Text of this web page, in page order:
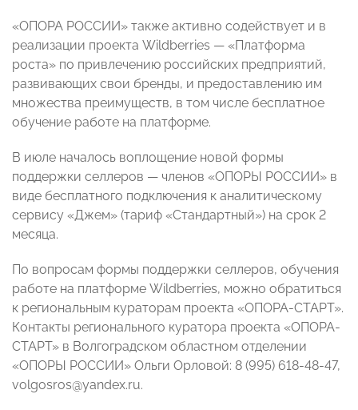
«ОПОРА РОССИИ» также активно содействует и в
реализации проекта Wildberries — «Платформа
роста» по привлечению российских предприятий,
развивающих свои бренды, и предоставлению им
множества преимуществ, в том числе бесплатное
обучение работе на платформе.
В июле началось воплощение новой формы
поддержки селлеров — членов «ОПОРЫ РОССИИ» в
виде бесплатного подключения к аналитическому
сервису «Джем» (тариф «Стандартный») на срок 2
месяца.
По вопросам формы поддержки селлеров, обучения
работе на платформе Wildberries, можно обратиться
к региональным кураторам проекта «ОПОРА-СТАРТ».
Контакты регионального куратора проекта «ОПОРА-
СТАРТ» в Волгоградском областном отделении
«ОПОРЫ РОССИИ» Ольги Орловой: 8 (995) 618-48-47,
volgosros@yandex.ru.